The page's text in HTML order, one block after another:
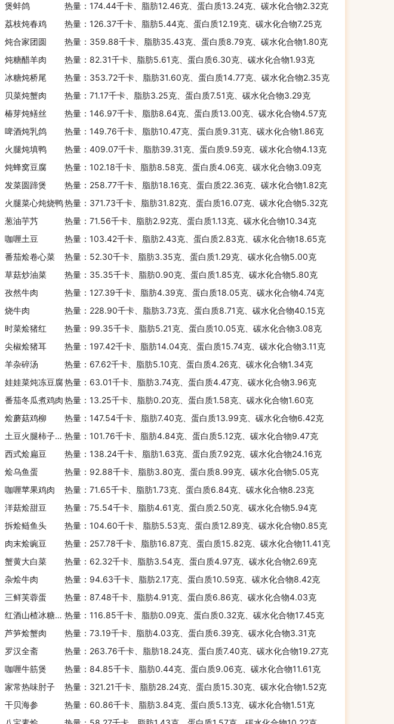
煲蚌鸽
热量：174.44千卡、脂肪12.46克、蛋白质13.24克、碳水化合物2.32克
荔枝炖春鸡
热量：126.37千卡、脂肪5.44克、蛋白质12.19克、碳水化合物7.25克
炖合家团圆
热量：359.88千卡、脂肪35.43克、蛋白质8.79克、碳水化合物1.80克
炖糖醋羊肉
热量：82.31千卡、脂肪5.61克、蛋白质6.30克、碳水化合物1.93克
冰糖炖桥尾
热量：353.72千卡、脂肪31.60克、蛋白质14.77克、碳水化合物2.35克
贝菜炖蟹肉
热量：71.17千卡、脂肪3.25克、蛋白质7.51克、碳水化合物3.29克
椿芽炖鳝丝
热量：146.97千卡、脂肪8.64克、蛋白质13.00克、碳水化合物4.57克
啤酒炖乳鸽
热量：149.76千卡、脂肪10.47克、蛋白质9.31克、碳水化合物1.86克
火腿炖填鸭
热量：409.07千卡、脂肪39.31克、蛋白质9.59克、碳水化合物4.13克
炖蜂窝豆腐
热量：102.18千卡、脂肪8.58克、蛋白质4.06克、碳水化合物3.09克
发菜圆蹄煲
热量：258.77千卡、脂肪18.16克、蛋白质22.36克、碳水化合物1.82克
火腿菜心炖烧鸭热量：371.73千卡、脂肪31.82克、蛋白质16.07克、碳水化合物5.32克
葱油芋艿
热量：71.56千卡、脂肪2.92克、蛋白质1.13克、碳水化合物10.34克
咖喱土豆
热量：103.42千卡、脂肪2.43克、蛋白质2.83克、碳水化合物18.65克
番茄烩卷心菜
热量：52.30千卡、脂肪3.35克、蛋白质1.29克、碳水化合物5.00克
草菇炒油菜
热量：35.35千卡、脂肪0.90克、蛋白质1.85克、碳水化合物5.80克
孜然牛肉
热量：127.39千卡、脂肪4.39克、蛋白质18.05克、碳水化合物4.74克
烧牛肉
热量：228.90千卡、脂肪3.73克、蛋白质8.71克、碳水化合物40.15克
时菜烩猪红
热量：99.35千卡、脂肪5.21克、蛋白质10.05克、碳水化合物3.08克
尖椒烩猪耳
热量：197.42千卡、脂肪14.04克、蛋白质15.74克、碳水化合物3.11克
羊杂碎汤
热量：67.62千卡、脂肪5.10克、蛋白质4.26克、碳水化合物1.34克
娃娃菜炖冻豆腐热量：63.01千卡、脂肪3.74克、蛋白质4.47克、碳水化合物3.96克
番茄冬瓜煮鸡肉热量：13.25千卡、脂肪0.20克、蛋白质1.58克、碳水化合物1.60克
烩蘑菇鸡柳
热量：147.54千卡、脂肪7.40克、蛋白质13.99克、碳水化合物6.42克
土豆火腿柿子椒烩炒 热量：101.76千卡、脂肪4.84克、蛋白质5.12克、碳水化合物9.47克
西式烩扁豆
热量：138.24千卡、脂肪1.63克、蛋白质7.92克、碳水化合物24.16克
烩乌鱼蛋
热量：92.88千卡、脂肪3.80克、蛋白质8.99克、碳水化合物5.05克
咖喱苹果鸡肉
热量：71.65千卡、脂肪1.73克、蛋白质6.84克、碳水化合物8.23克
洋菇烩甜豆
热量：75.54千卡、脂肪4.61克、蛋白质2.50克、碳水化合物5.94克
拆烩鲢鱼头
热量：104.60千卡、脂肪5.53克、蛋白质12.89克、碳水化合物0.85克
肉末烩豌豆
热量：257.78千卡、脂肪16.87克、蛋白质15.82克、碳水化合物11.41克
蟹黄大白菜
热量：62.32千卡、脂肪3.54克、蛋白质4.97克、碳水化合物2.69克
杂烩牛肉
热量：94.63千卡、脂肪2.17克、蛋白质10.59克、碳水化合物8.42克
三鲜芙蓉蛋
热量：87.48千卡、脂肪4.91克、蛋白质6.86克、碳水化合物4.03克
红酒山楂冰糖雪梨 热量：116.85千卡、脂肪0.09克、蛋白质0.32克、碳水化合物17.45克
芦笋烩蟹肉
热量：73.19千卡、脂肪4.03克、蛋白质6.39克、碳水化合物3.31克
罗汉全斋
热量：263.76千卡、脂肪18.24克、蛋白质7.40克、碳水化合物19.27克
咖喱牛筋煲
热量：84.85千卡、脂肪0.44克、蛋白质9.06克、碳水化合物11.61克
家常热味肘子
热量：321.21千卡、脂肪28.24克、蛋白质15.30克、碳水化合物1.52克
干贝海参
热量：60.86千卡、脂肪3.84克、蛋白质5.13克、碳水化合物1.51克